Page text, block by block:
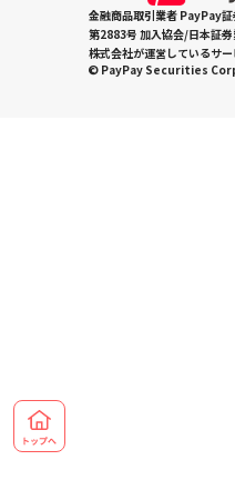
金融商品取引業者 PayPay証
第2883号 加入協会/日本証
株式会社が運営しているサ
© PayPay Securities